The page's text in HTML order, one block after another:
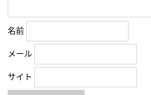
名前
メール
サイト